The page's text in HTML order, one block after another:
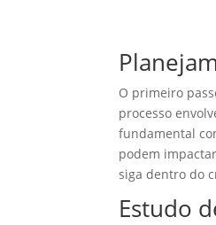
O primeiro
processo
fundamental
podem
siga dentro do
Estudo